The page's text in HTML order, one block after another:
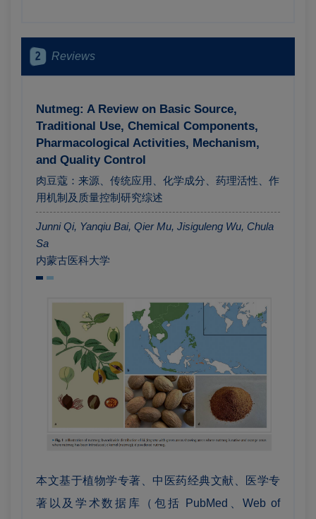
2 Reviews
Nutmeg: A Review on Basic Source,
Traditional Use, Chemical Components,
Pharmacological Activities, Mechanism,
and Quality Control
肉豆蔻：来源、传统应用、化学成分、药理活性、作
用机制及质量控制研究综述
Junni Qi, Yanqiu Bai, Qier Mu, Jisiguleng Wu, Chula
Sa
内蒙古医科大学
本文基于植物学专著、中医药经典文献、医学专
著以及学术数据库（包括 PubMed、Web of